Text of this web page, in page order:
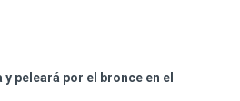
y peleará por el bronce en el